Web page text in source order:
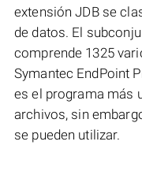
extensión JDB se
de datos. El
comprende 1325
Symantec EndPoint
es el programa más
archivos, sin
se pueden utilizar.